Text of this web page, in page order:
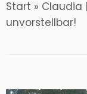
Start » Claudia
unvorstellbar!